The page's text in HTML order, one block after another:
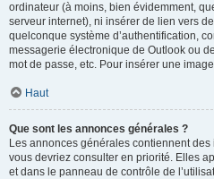
ordinateur (à moins, bien évidemment,
serveur internet), ni insérer de lien vers
quelconque système d’authentification,
messagerie électronique de Outlook ou
mot de passe, etc. Pour insérer une
Haut
Que sont les annonces générales ?
Les annonces générales contiennent
vous devriez consulter en priorité. Elles
et dans le panneau de contrôle de